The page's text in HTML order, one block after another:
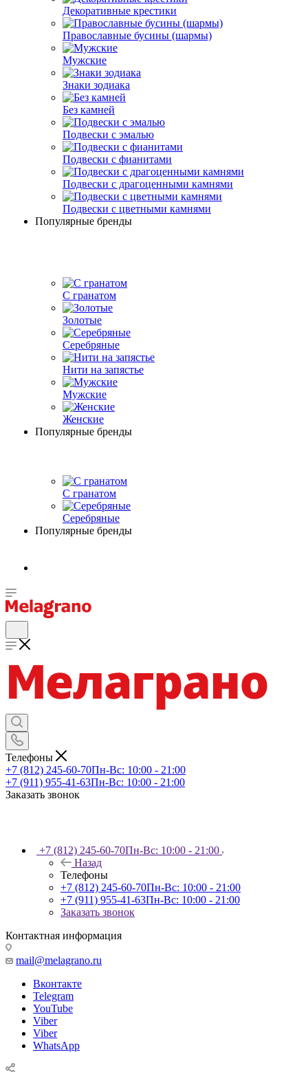
Декоративные крестики
Православные бусины (шармы)
Мужские
Знаки зодиака
Без камней
Подвески с эмалью
Подвески с фианитами
Подвески с драгоценными камнями
Подвески с цветными камнями
Популярные бренды
С гранатом
Золотые
Серебряные
Нити на запястье
Мужские
Женские
Популярные бренды
С гранатом
Серебряные
Популярные бренды
Телефоны
+7 (812) 245-60-70Пн-Вс: 10:00 - 21:00
+7 (911) 955-41-63Пн-Вс: 10:00 - 21:00
Заказать звонок
+7 (812) 245-60-70Пн-Вс: 10:00 - 21:00
Назад
Телефоны
+7 (812) 245-60-70Пн-Вс: 10:00 - 21:00
+7 (911) 955-41-63Пн-Вс: 10:00 - 21:00
Заказать звонок
Контактная информация
mail@melagrano.ru
Вконтакте
Telegram
YouTube
Viber
Viber
WhatsApp